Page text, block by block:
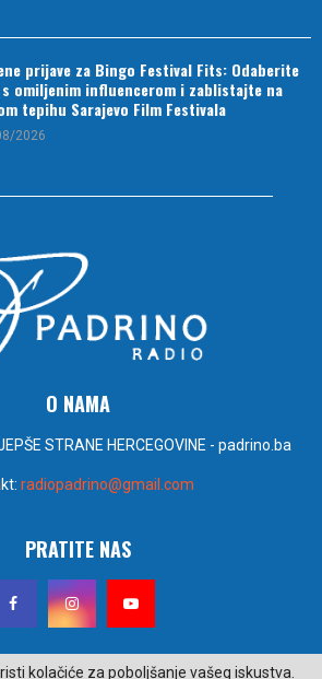
prijave za Bingo Festival Fits: Odaberite
omiljenim influencerom i zablistajte na
tepihu Sarajevo Film Festivala
2026
O NAMA
STRANE HERCEGOVINE - padrino.ba
radiopadrino@gmail.com
PRATITE NAS
kolačiće za poboljšanje vašeg iskustva.